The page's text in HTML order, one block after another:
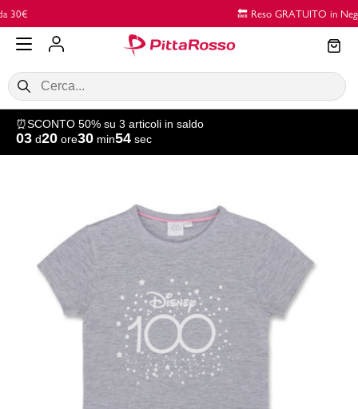
Vai al contenuto principale🔙 Reso GRATUITO in Negozio
Donna
Bambino
⏰SCONTO 50% su 3 articoli in saldo
03 d20 ore30 min54 sec